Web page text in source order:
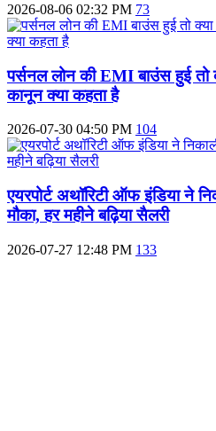
2026-08-06 02:32 PM 73
पर्सनल लोन की EMI बाउंस हुई तो
कानून क्या कहता है
2026-07-30 04:50 PM 104
एयरपोर्ट अथॉरिटी ऑफ इंडिया ने
मौका, हर महीने बढ़िया सैलरी
2026-07-27 12:48 PM 133